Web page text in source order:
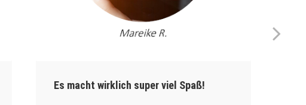
Es macht wirklich super viel Spaß!